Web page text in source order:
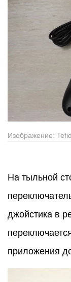
Изображение:
На тыльной
джойстика в
приложения